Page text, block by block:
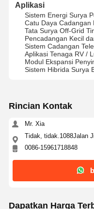
Sistem Manajemen
Sistem Tenaga Surya
sistem tenaga surya
sistem tenaga surya
Panel Surya dan
Lampu Jalan Terbuat
Pompa Air Panel
Aplikasi
Sistem Energi Surya
Catu Daya Cadangan
Tata Surya Off-Grid
Pencadangan Kecil
Sistem Cadangan
Aplikasi Tenaga RV /
Modul Ekspansi
Sistem Hibrida Surya
Rincian Kontak
Mr. Xia
Tidak, tidak.1088Jalan
0086-15961718848
Dapatkan Harga